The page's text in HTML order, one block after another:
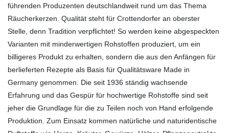
führenden Produzenten deutschlandweit rund um das Thema
Räucherkerzen. Qualität steht für Crottendorfer an oberster
Stelle, denn Tradition verpflichtet! So werden keine abgespeckten
Varianten mit minderwertigen Rohstoffen produziert, um ein
billigeres Produkt zu erhalten, sondern die aus den Anfängen für
berlieferten Rezepte als Basis für Qualitätsware Made in
Germany genommen. Die seit 1936 ständig wachsende
Erfahrung und das Gespür für hochwertige Rohstoffe sind seit
jeher die Grundlage für die zu Teilen noch von Hand erfolgende
Produktion. Zum Einsatz kommen natürliche und naturidentische